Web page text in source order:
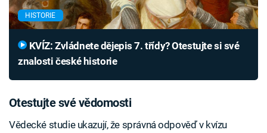
HISTORIE
znalosti české historie
Otestujte své vědomosti
Vědecké studie ukazují, že správná odpověď v kvízu